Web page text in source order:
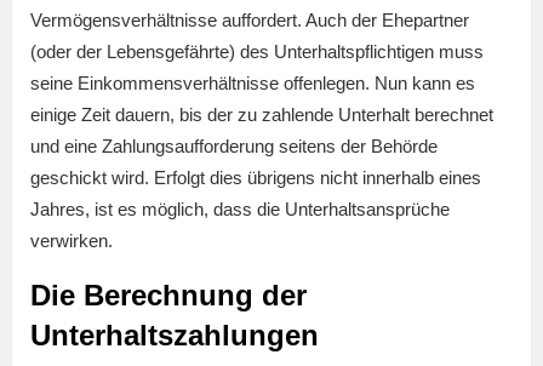
Vermögensverhältnisse auffordert. Auch der Ehepartner
(oder der Lebensgefährte) des Unterhaltspflichtigen muss
seine Einkommensverhältnisse offenlegen. Nun kann es
einige Zeit dauern, bis der zu zahlende Unterhalt berechnet
und eine Zahlungsaufforderung seitens der Behörde
geschickt wird. Erfolgt dies übrigens nicht innerhalb eines
Jahres, ist es möglich, dass die Unterhaltsansprüche
verwirken.
Die Berechnung der
Unterhaltszahlungen